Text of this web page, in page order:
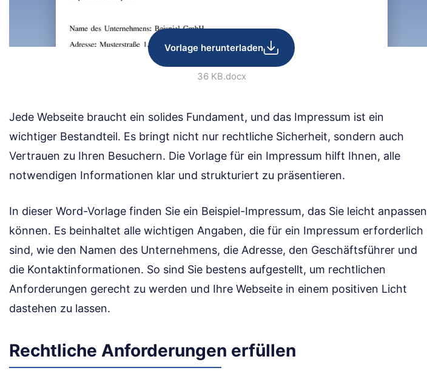
Vorlage herunterladen
36 KB.docx
Jede Webseite braucht ein solides Fundament, und das Impressum ist ein
wichtiger Bestandteil. Es bringt nicht nur rechtliche Sicherheit, sondern auch
Vertrauen zu Ihren Besuchern. Die Vorlage für ein Impressum hilft Ihnen, alle
notwendigen Informationen klar und strukturiert zu präsentieren.
In dieser Word-Vorlage finden Sie ein Beispiel-Impressum, das Sie leicht anpassen
können. Es beinhaltet alle wichtigen Angaben, die für ein Impressum erforderlich
sind, wie den Namen des Unternehmens, die Adresse, den Geschäftsführer und
die Kontaktinformationen. So sind Sie bestens aufgestellt, um rechtlichen
Anforderungen gerecht zu werden und Ihre Webseite in einem positiven Licht
dastehen zu lassen.
Rechtliche Anforderungen erfüllen